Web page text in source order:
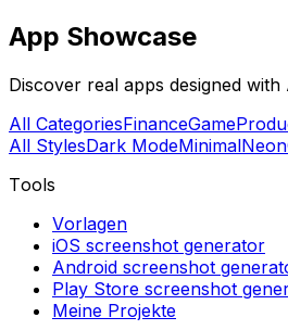
App Showcase
Discover real apps designed
All CategoriesFinanceGame
All StylesDark ModeMinimalNeon
Tools
Vorlagen
iOS screenshot generator
Android screenshot
Play Store screenshot
Meine Projekte